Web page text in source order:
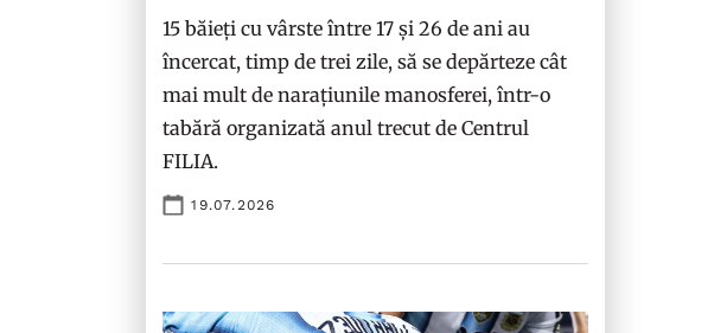
15 băieți cu vârste între 17 și 26 de ani au
încercat, timp de trei zile, să se depărteze cât
mai mult de narațiunile manosferei, într-o
tabără organizată anul trecut de Centrul
FILIA.
19.07.2026